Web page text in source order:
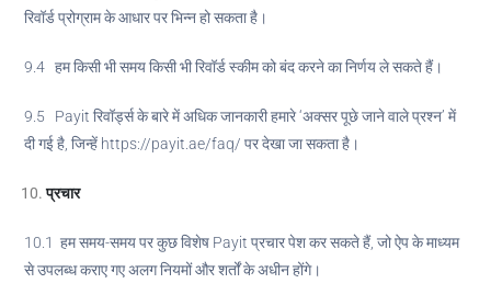
रिवॉर्ड प्रोग्राम के आधार पर भिन्न हो सकता है।
9.4 हम किसी भी समय किसी भी रिवॉर्ड स्कीम को बंद करने का निर्णय ले सकते हैं।
9.5 Payit रिवॉर्ड्स के बारे में अधिक जानकारी हमारे ‘अक्सर पूछे जाने वाले प्रश्न’ में
दी गई है, जिन्हें https://payit.ae/faq/ पर देखा जा सकता है।
प्रचार
10.1 हम समय-समय पर कुछ विशेष Payit प्रचार पेश कर सकते हैं, जो ऐप के माध्यम
से उपलब्ध कराए गए अलग नियमों और शर्तों के अधीन होंगे।